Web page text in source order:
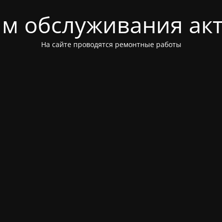
обслуживания
На сайте проводятся ремонтные работы